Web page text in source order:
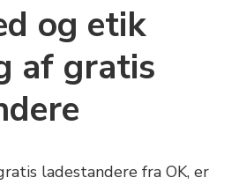
og etik
af gratis
ladestandere fra OK, er